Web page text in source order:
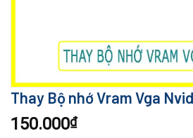
Thay Bộ nhớ Vram Vga
150.000₫